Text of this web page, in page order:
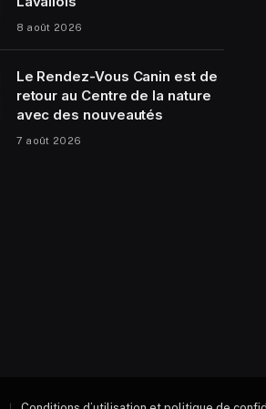
8 août 2026
Le Rendez-Vous Canin est de
retour au Centre de la nature
avec des nouveautés
7 août 2026